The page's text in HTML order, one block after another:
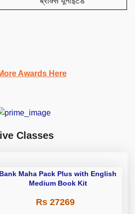
Awards Here
Classes
Bank Maha Pack Plus with English
Medium Book Kit
Rs 27269